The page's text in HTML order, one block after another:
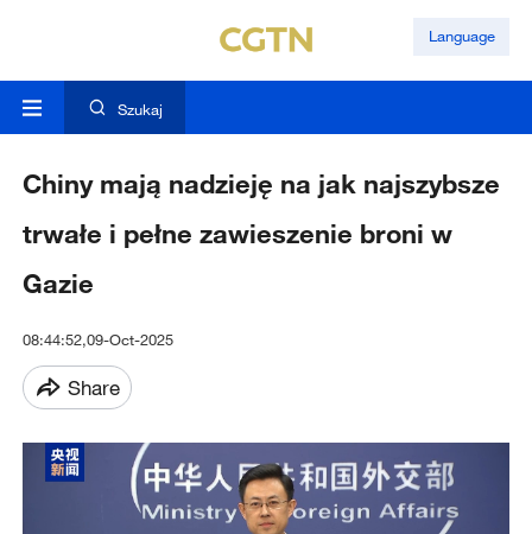
Language
Szukaj
Chiny mają nadzieję na jak najszybsze
trwałe i pełne zawieszenie broni w
Gazie
08:44:52,09-Oct-2025
Share